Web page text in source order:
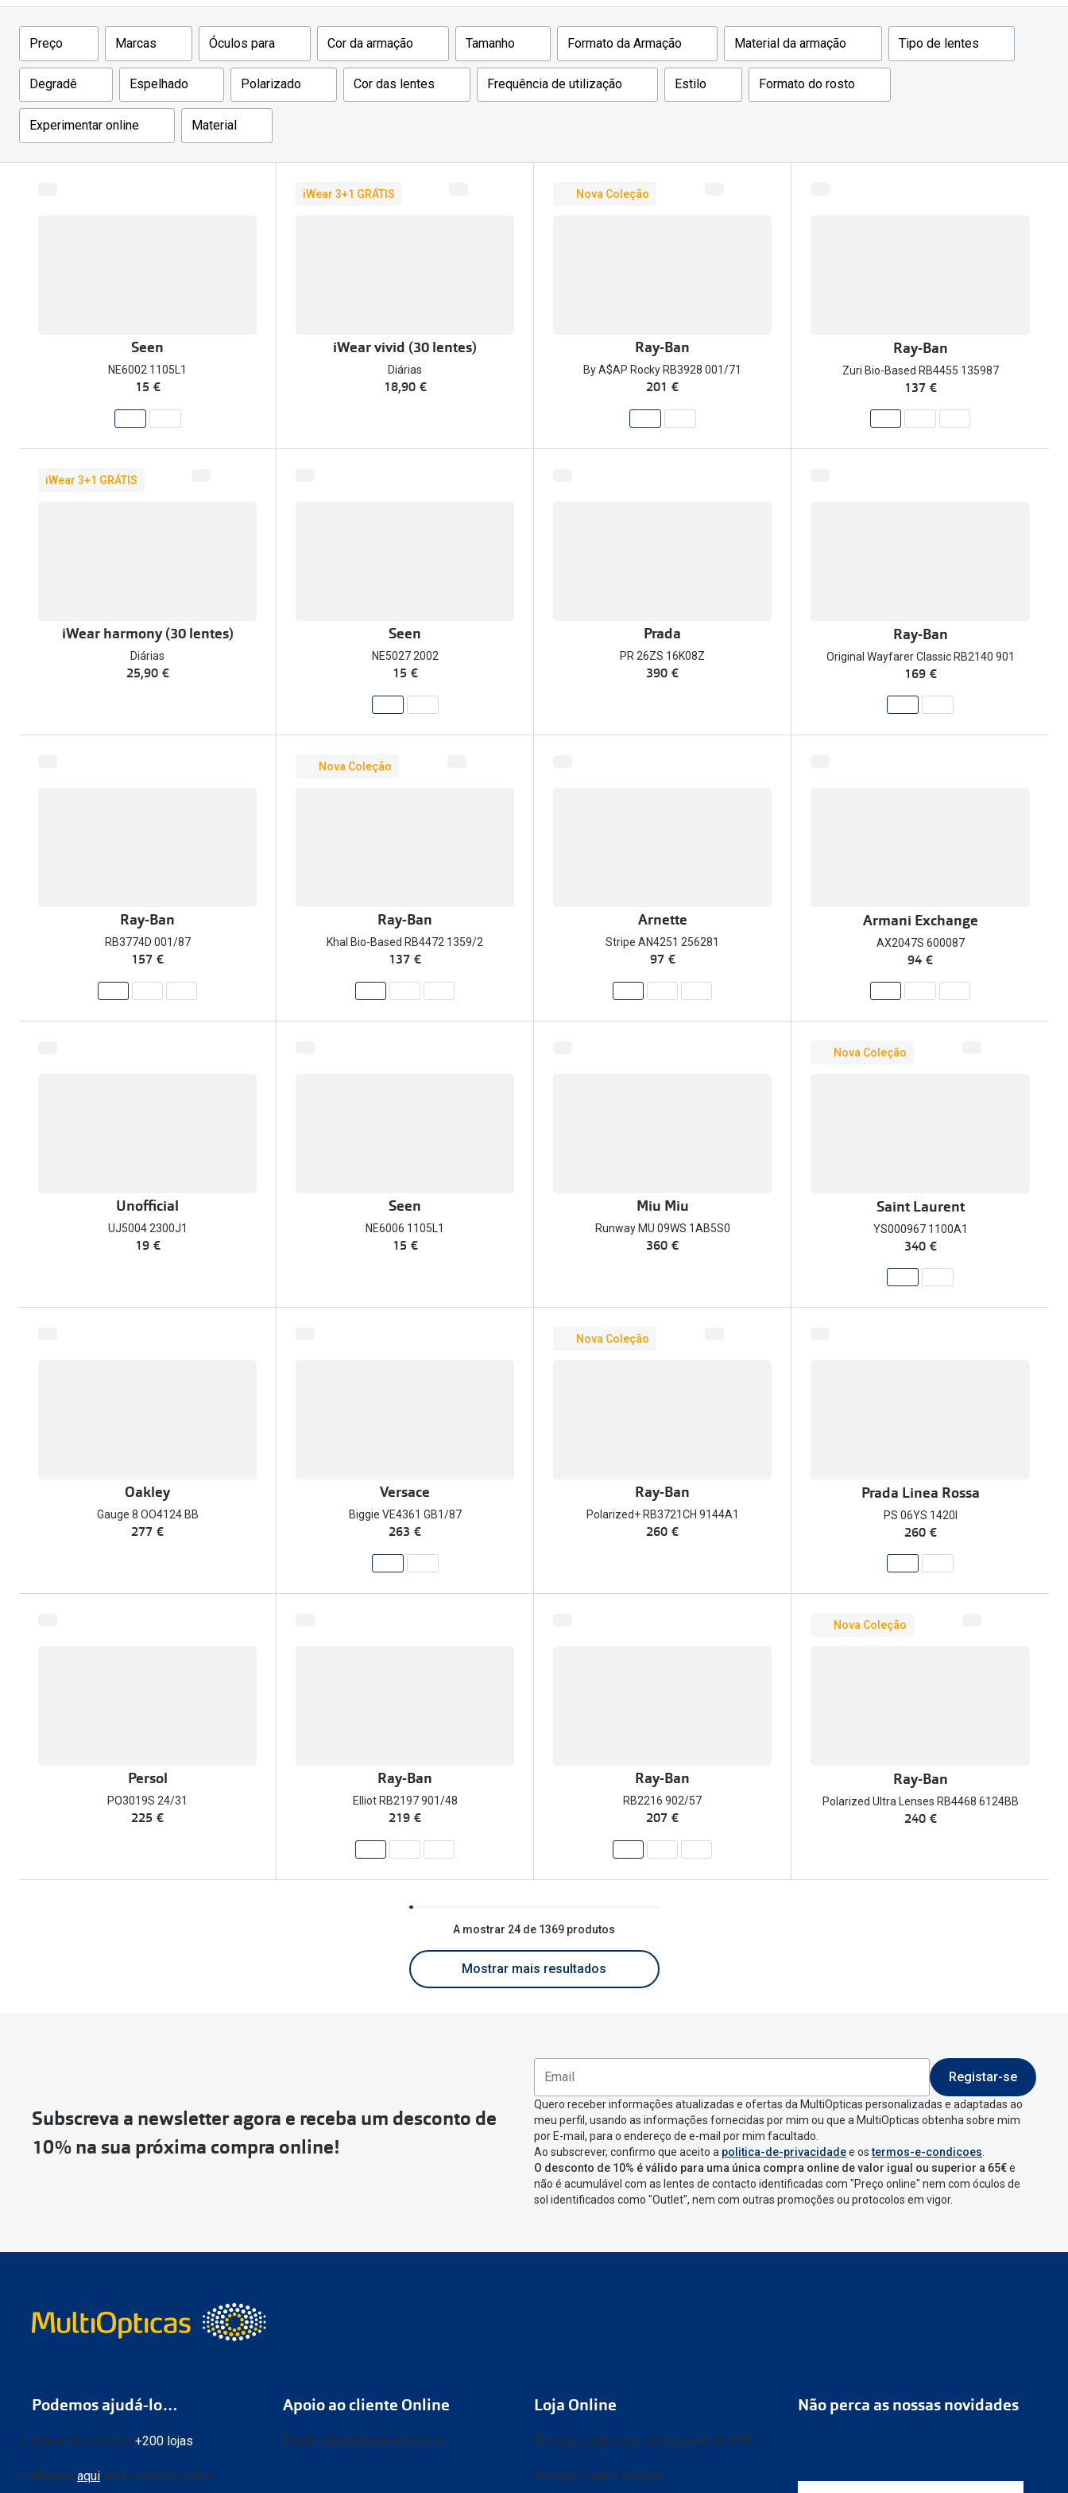
Mais vendidos
🔴Outlet
Mulher
Homem
Criança
Adaptáveis à luz
Lentes personalizadas
Olhos Vermelhos
Ver todos
Como funcionam os meus olhos?
Ver todos os artigos
Filtros
Preço Marcas Óculos para Cor da armação Tamanho Formato da Armação Material da armação Tipo de lentes
Degradê Espelhado Polarizado Cor das lentes Frequência de utilização Estilo Formato do rosto
Experimentar online Material
Seen
NE6002 1105L1
15 €
iWear 3+1 GRÁTIS
iWear vivid (30 lentes)
Diárias
18,90 €
Nova Coleção
Ray-Ban
By A$AP Rocky RB3928 001/71
201 €
Ray-Ban
Zuri Bio-Based RB4455 135987
137 €
iWear 3+1 GRÁTIS
iWear harmony (30 lentes)
Diárias
25,90 €
Seen
NE5027 2002
15 €
Prada
PR 26ZS 16K08Z
390 €
Ray-Ban
Original Wayfarer Classic RB2140 901
169 €
Ray-Ban
RB3774D 001/87
157 €
Nova Coleção
Ray-Ban
Khal Bio-Based RB4472 1359/2
137 €
Arnette
Stripe AN4251 256281
97 €
Armani Exchange
AX2047S 600087
94 €
Unofficial
UJ5004 2300J1
19 €
Seen
NE6006 1105L1
15 €
Miu Miu
Runway MU 09WS 1AB5S0
360 €
Nova Coleção
Saint Laurent
YS000967 1100A1
340 €
Oakley
Gauge 8 OO4124 BB
277 €
Versace
Biggie VE4361 GB1/87
263 €
Nova Coleção
Ray-Ban
Polarized+ RB3721CH 9144A1
260 €
Prada Linea Rossa
PS 06YS 1420I
260 €
Persol
PO3019S 24/31
225 €
Ray-Ban
Elliot RB2197 901/48
219 €
Ray-Ban
RB2216 902/57
207 €
Nova Coleção
Ray-Ban
Polarized Ultra Lenses RB4468 6124BB
240 €
A mostrar 24 de 1369 produtos
Mostrar mais resultados
Subscreva a newsletter agora e receba um desconto de
10% na sua próxima compra online!
Registar-se
Quero receber informações atualizadas e ofertas da MultiOpticas personalizadas e adaptadas ao
meu perfil, usando as informações fornecidas por mim ou que a MultiOpticas obtenha sobre mim
por E-mail, para o endereço de e-mail por mim facultado.
Ao subscrever, confirmo que aceito a politica-de-privacidadee ostermos-e-condicoes
O desconto de 10% é válido para uma única compra online de valor igual ou superior a 65€e
não é acumulável com as lentes de contacto identificadas com "Preço online" nem com óculos de
sol identificados como "Outlet", nem com outras promoções ou protocolos em vigor.
Podemos ajudá-lo…
Numa das nossas +200 lojas
Marque aqui uma consulta grátis
Apoio ao cliente Online
Email: online@multiopticas.pt
Loja Online
Entregas grátis em casa a partir de 39€
Entregas grátis em loja
Não perca as nossas novidades